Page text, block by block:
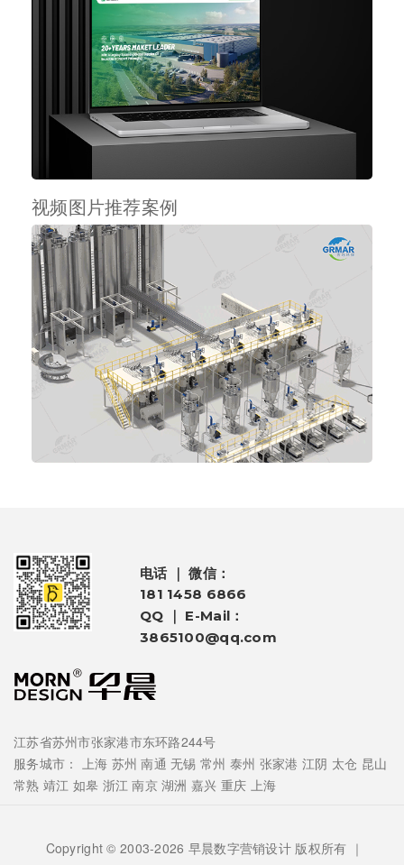
视频图片推荐案例
电话 ｜ 微信：
181 1458 6866
QQ ｜ E-Mail：
3865100@qq.com
江苏省苏州市张家港市东环路244号
服务城市： 上海 苏州 南通 无锡 常州 泰州 张家港 江阴 太仓 昆山
常熟 靖江 如皋 浙江 南京 湖洲 嘉兴 重庆 上海
Copyright © 2003-2026 早晨数字营销设计 版权所有 ｜